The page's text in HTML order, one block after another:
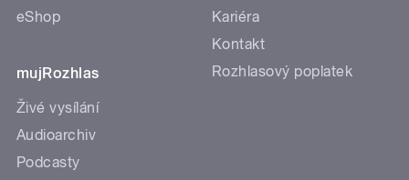
eShop
mujRozhlas
Živé vysílání
Audioarchiv
Podcasty
Kariéra
Kontakt
Rozhlasový poplatek